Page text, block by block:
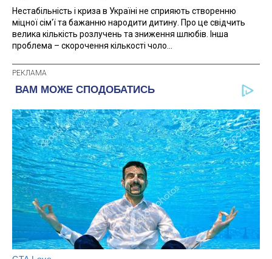
Нестабільність і криза в Україні не сприяють створенню
міцної сім'ї та бажанню народити дитину. Про це свідчить
велика кількість розлучень та зниження шлюбів. Інша
проблема – скорочення кількості чоло...